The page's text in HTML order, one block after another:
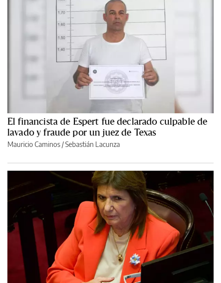
El financista de Espert fue declarado culpable de
lavado y fraude por un juez de Texas
Mauricio Caminos/Sebastián Lacunza